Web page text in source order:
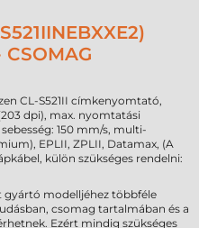
CSOMAG
CL-S521II címkenyomtató,
dpi), max. nyomtatási
150 mm/s, multi-
EPLII, ZPLII, Datamax, (A
külön szükséges rendelni:
gyártó modelljéhez többféle
csomag tartalmában és a
Ezért mindig szükséges